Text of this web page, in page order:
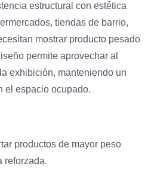
estructural con estética
tiendas de barrio,
mostrar producto pesado
permite aprovechar al
exhibición, manteniendo un
el espacio ocupado.
productos de mayor peso
reforzada.